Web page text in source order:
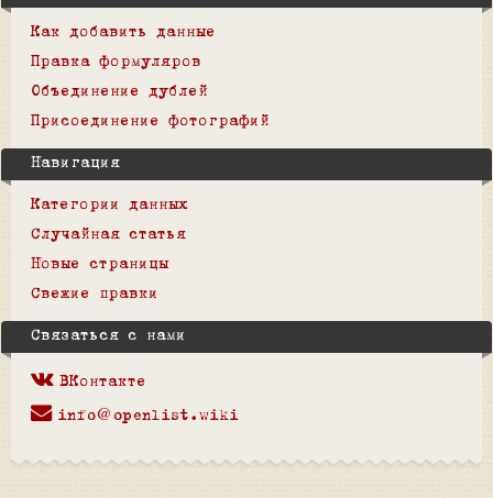
Как добавить данные
Правка формуляров
Объединение дублей
Присоединение фотографий
Навигация
Категории данных
Случайная статья
Новые страницы
Свежие правки
Связаться с нами
ВКонтакте
info@openlist.wiki